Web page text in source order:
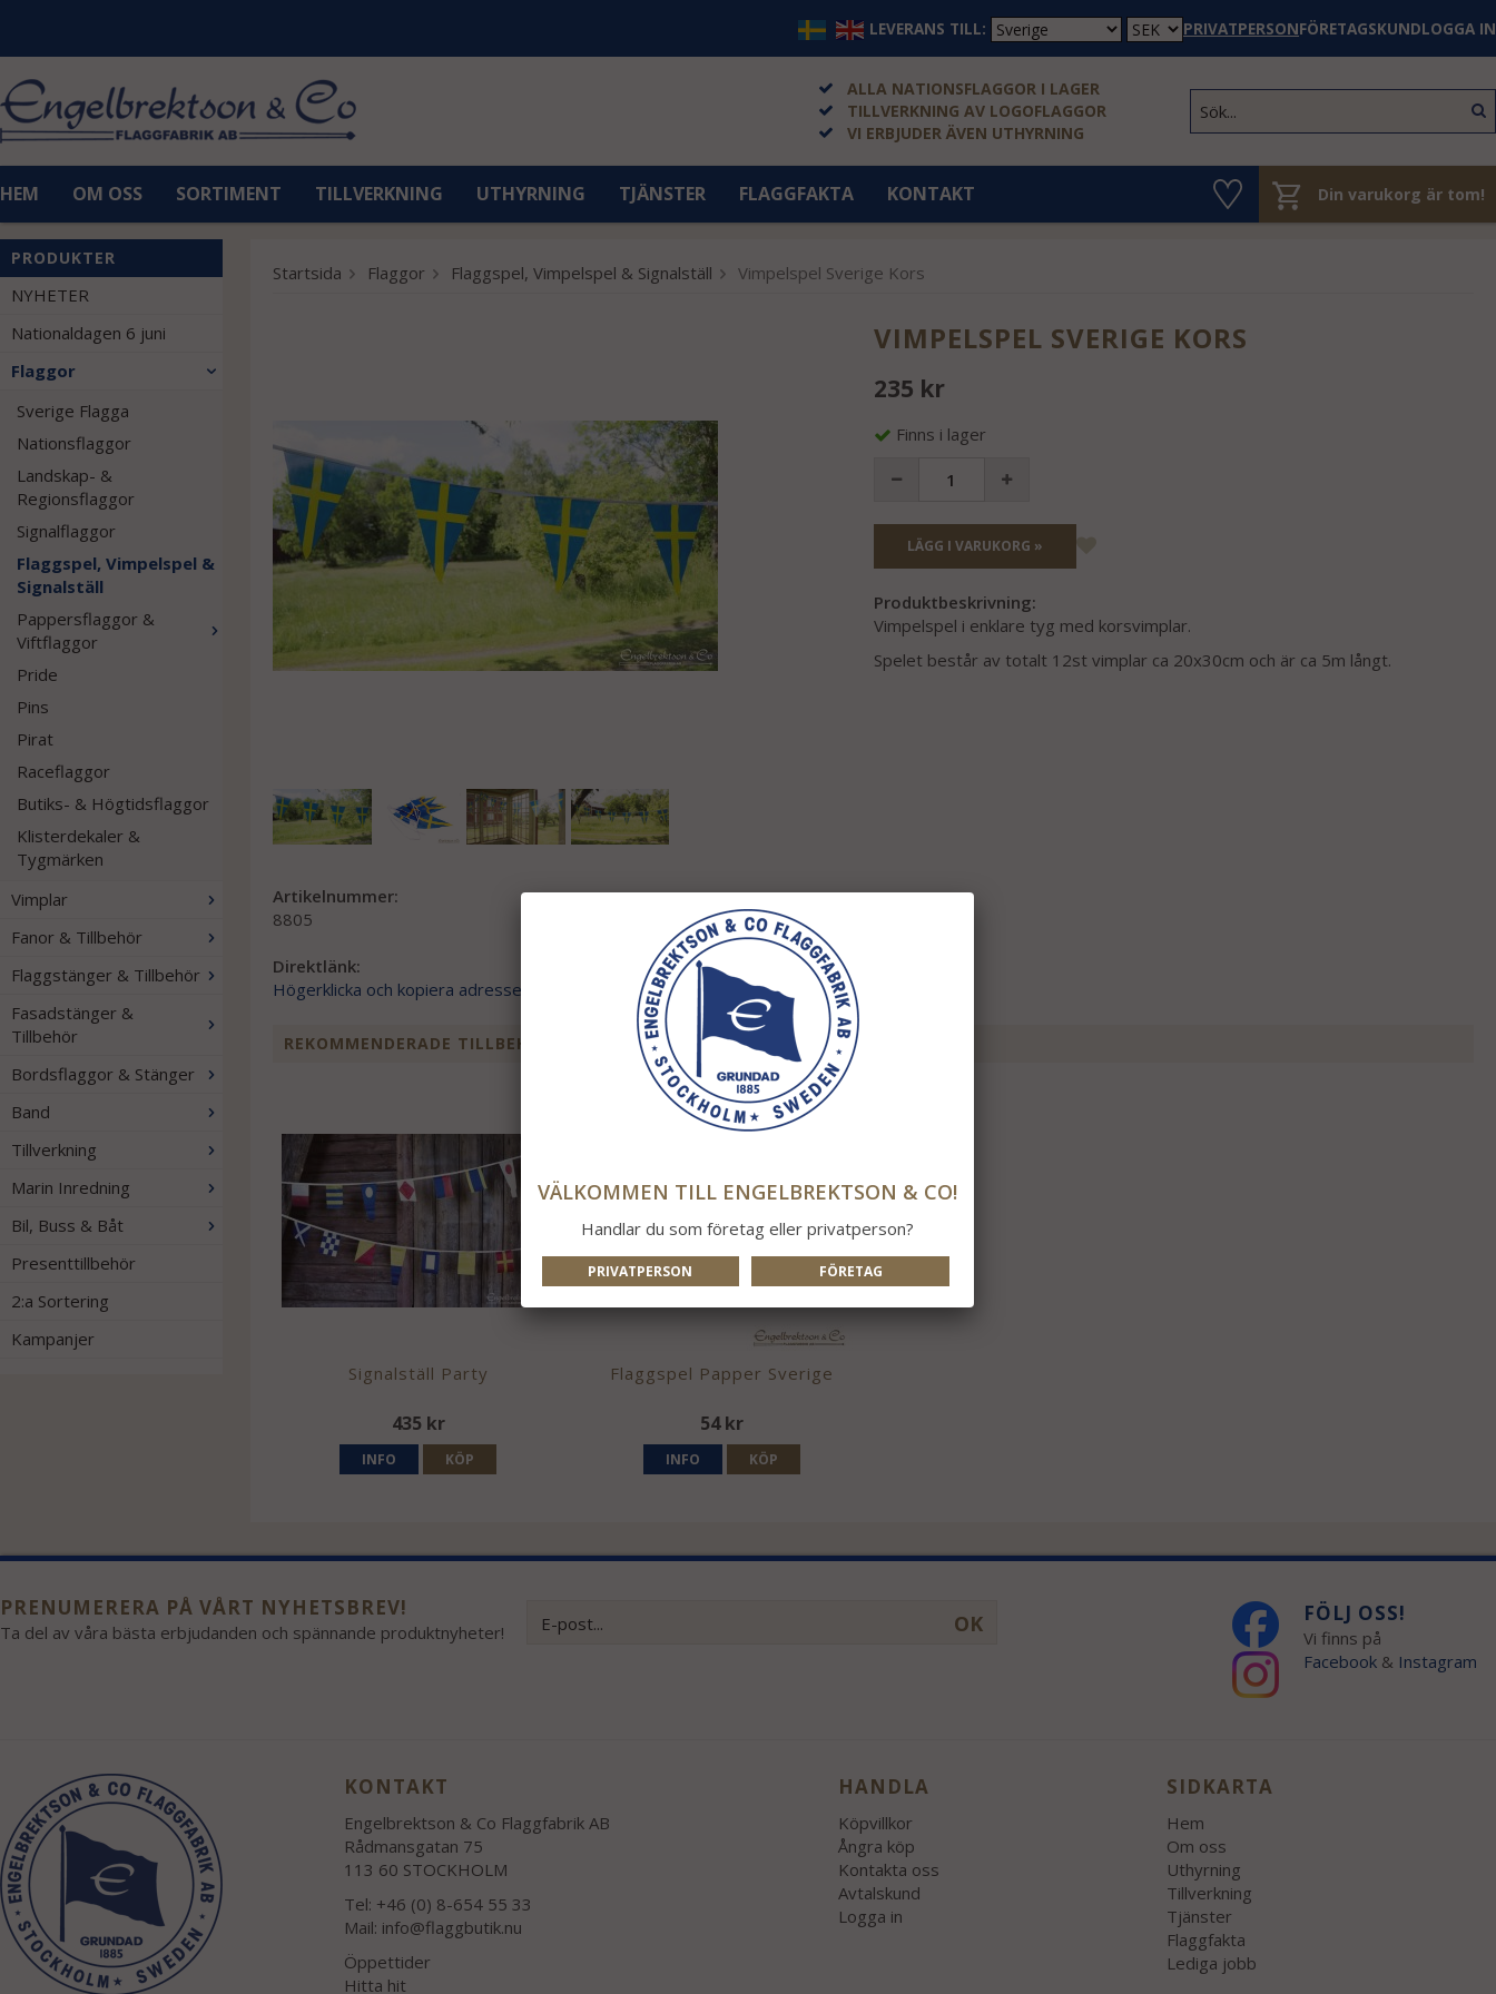
LEVERANS TILL: PRIVATPERSONFÖRETAGSKUNDLOGGA IN
ALLA NATIONSFLAGGOR I LAGER
TILLVERKNING AV LOGOFLAGGOR
VI ERBJUDER ÄVEN UTHYRNING
HEM OM OSS SORTIMENT TILLVERKNING UTHYRNING TJÄNSTER FLAGGFAKTA KONTAKT Din varukorg är tom!
PRODUKTER
NYHETER
Nationaldagen 6 juni
Flaggor
Sverige Flagga
Nationsflaggor
Landskap- &
Regionsflaggor
Signalflaggor
Flaggspel, Vimpelspel &
Signalställ
Pappersflaggor &
Viftflaggor
Pride
Pins
Pirat
Raceflaggor
Butiks- & Högtidsflaggor
Klisterdekaler &
Tygmärken
Vimplar
Fanor & Tillbehör
Flaggstänger & Tillbehör
Fasadstänger &
Tillbehör
Bordsflaggor & Stänger
Band
Tillverkning
Marin Inredning
Bil, Buss & Båt
Presenttillbehör
2:a Sortering
Kampanjer
Startsida Flaggor Flaggspel, Vimpelspel & Signalställ Vimpelspel Sverige Kors
VIMPELSPEL SVERIGE KORS
235 kr
Finns i lager
LÄGG I VARUKORG »
Produktbeskrivning:
Vimpelspel i enklare tyg med korsvimplar.
Spelet består av totalt 12st vimplar ca 20x30cm och är ca 5m långt.
Artikelnummer:
8805
Direktlänk:
Högerklicka och kopiera adressen
REKOMMENDERADE TILLBEHÖR TILL DENNA PRODUKT
Signalställ Party
435 kr
INFO KÖP
Flaggspel Papper Sverige
54 kr
INFO KÖP
PRENUMERERA PÅ VÅRT NYHETSBREV!
Ta del av våra bästa erbjudanden och spännande produktnyheter! OK FÖLJ OSS!
Vi finns på
Facebook & Instagram
KONTAKT
Engelbrektson & Co Flaggfabrik AB
Rådmansgatan 75
113 60 STOCKHOLM
Tel: +46 (0) 8-654 55 33
Mail: info@flaggbutik.nu
Öppettider
Hitta hit
HANDLA
Köpvillkor
Ångra köp
Kontakta oss
Avtalskund
Logga in
SIDKARTA
Hem
Om oss
Uthyrning
Tillverkning
Tjänster
Flaggfakta
Lediga jobb
VÄLKOMMEN TILL ENGELBREKTSON & CO!
Handlar du som företag eller privatperson?
PRIVATPERSON FÖRETAG